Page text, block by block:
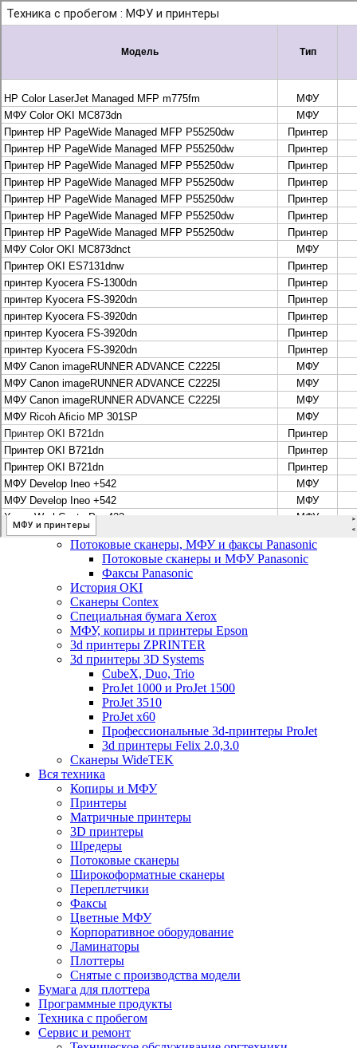
Рассчитать и заказать
Рассчитать и заказать
О компании
История Леком
Производители
Леком
Pantum
UTINET
G&G
ГК “Катюша”
Высокопроизводительные копиры DEVELOP
МФУ, копиры и принтеры KYOCERA
Принтеры и МФУ и факсы Brother
Плоттеры и МФУ Oce
Плоттеры и МФУ Oce
Цифровые системы Oce VarioPrint DP Line
МФУ, сканеры, плоттеры и принтеры Canon
Плоттеры Canon
Принтеры и МФУ Canon
Сканеры Canon
Распродажа картриджей Canon
МФУ, сканеры, плоттеры и принтеры HP
Принтеры и МФУ HP
Плоттеры hp
МФУ, копиры и принтеры OKI
МФУ, копиры и принтеры RICOH
Ремонт и продажа копировальных аппаратов
Infotec
Потоковые сканеры, МФУ и факсы Panasonic
Потоковые сканеры и МФУ Panasonic
Факсы Panasonic
История OKI
Сканеры Contex
Специальная бумага Xerox
МФУ, копиры и принтеры Epson
3d принтеры ZPRINTER
3d принтеры 3D Systems
CubeX, Duo, Trio
ProJet 1000 и ProJet 1500
ProJet 3510
ProJet x60
Профессиональные 3d-принтеры ProJet
3d принтеры Felix 2.0,3.0
Сканеры WideTEK
Вся техника
Копиры и МФУ
Принтеры
Матричные принтеры
3D принтеры
Шредеры
Потоковые сканеры
Широкоформатные сканеры
Переплетчики
Факсы
Цветные МФУ
Корпоративное оборудование
Ламинаторы
Плоттеры
Снятые с производства модели
Бумага для плоттера
Программные продукты
Техника с пробегом
Сервис и ремонт